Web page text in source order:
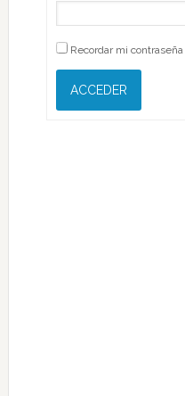
Recordar mi contraseña
ACCEDER